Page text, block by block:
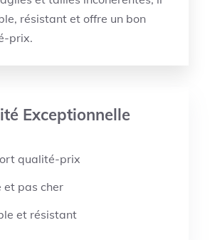
résistant et offre un bon
prix.
Exceptionnelle
qualité-prix
et pas cher
et résistant